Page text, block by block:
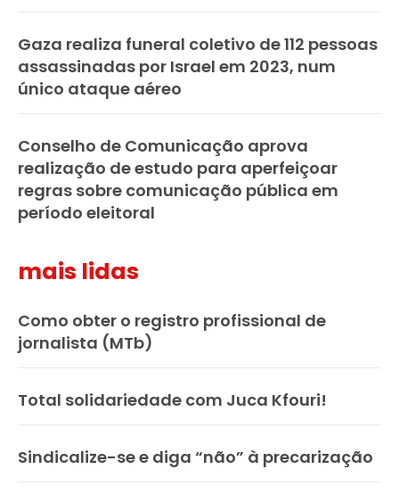
Gaza realiza funeral coletivo de 112 pessoas
assassinadas por Israel em 2023, num
único ataque aéreo
Conselho de Comunicação aprova
realização de estudo para aperfeiçoar
regras sobre comunicação pública em
período eleitoral
mais lidas
Como obter o registro profissional de
jornalista (MTb)
Total solidariedade com Juca Kfouri!
Sindicalize-se e diga “não” à precarização